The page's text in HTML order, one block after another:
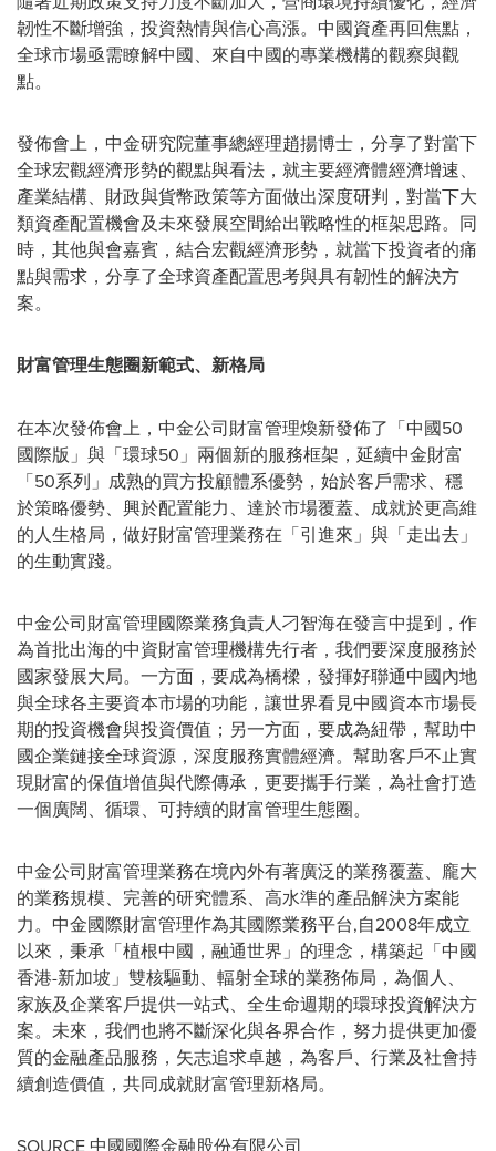
韌性不斷增強，投資熱情與信心高漲。中國資產再回焦點，
全球市場亟需瞭解中國、來自中國的專業機構的觀察與觀
點。
發佈會上，中金研究院董事總經理趙揚博士，分享了對當下
全球宏觀經濟形勢的觀點與看法，就主要經濟體經濟增速、
產業結構、財政與貨幣政策等方面做出深度研判，對當下大
類資產配置機會及未來發展空間給出戰略性的框架思路。同
時，其他與會嘉賓， 結合宏觀經濟形勢，就當下投資者的痛
點與需求，分享了全球資產配置思考與具有韌性的解決方
案。
財富管理生態圈新範式、新格局
在本次發佈會上，中金公司財富管理煥新發佈了「中國50
國際版」與「環球50 」兩個新的服務框架，延續中金財富
「50系列」成熟的買方投顧體系優勢，始於客戶需求、穩
於策略優勢、興於配置能力、達於市場覆蓋、成就於更高維
的人生格局，做好財富管理業務在「引進來」與「走出去」
的生動實踐。
中金公司財富管理國際業務負責人刁智海在發言中提到，作
為首批出海的中資財富管理機構先行者，我們要深度服務於
國家發展大局。一方面，要成為橋樑，發揮好聯通中國內地
與全球各主要資本市場的功能，讓世界看見中國資本市場長
期的投資機會與投資價值；另一方面，要成為紐帶，幫助中
國企業鏈接全球資源，深度服務實體經濟。幫助客戶不止實
現財富的保值增值與代際傳承，更要攜手行業，為社會打造
一個廣闊、循環、可持續的財富管理生態圈。
中金公司財富管理業務在境內外有著廣泛的業務覆蓋、龐大
的業務規模、完善的研究體系、高水準的產品解決方案能
力。中金國際財富管理作為其國際業務平台,自2008年成立
以來，秉承 「植根中國，融通世界 」 的理念，構築起 「中國
香港-新加坡 」 雙核驅動、輻射全球的業務佈局，為個人、
家族及企業客戶提供一站式、全生命週期的環球投資解決方
案。未來，我們也將不斷深化與各界合作，努力提供更加優
質的金融產品服務，矢志追求卓越，為客戶、行業及社會持
續創造價值，共同成就財富管理新格局。
SOURCE 中國國際金融股份有限公司